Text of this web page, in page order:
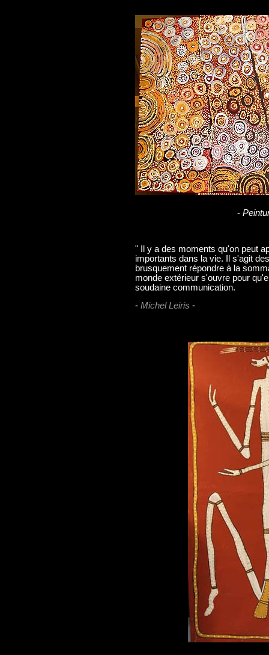
-
" Il y a des moments qu'on peut
importants dans la vie. Il s'agit
brusquement répondre à la
monde extérieur s'ouvre pour
soudaine communication.
- Michel Leiris -